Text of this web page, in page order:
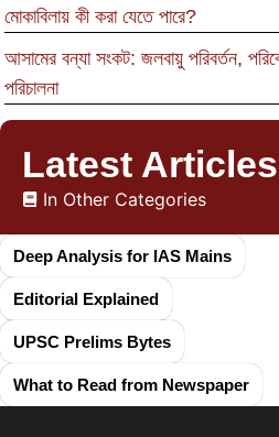
মোকাবিলায় কী করা যেতে পারে?
আসামের বন্যা সংকট: জলবায়ু পরিবর্তন,
পরিচালনা
Latest Articles
In Other Categories
Deep Analysis for IAS Mains
Editorial Explained
UPSC Prelims Bytes
What to Read from Newspaper